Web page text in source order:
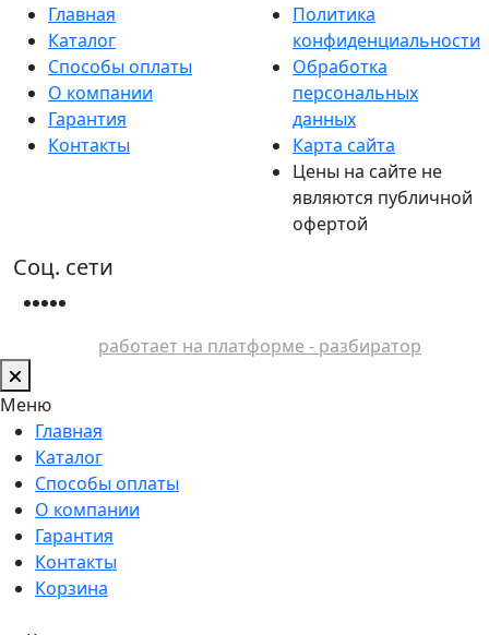
Главная
Каталог
Способы оплаты
О компании
Гарантия
Контакты
Политика
конфиденциальности
Обработка
персональных
данных
Карта сайта
Цены на сайте не
являются публичной
офертой
Соц. сети
работает на платформе - разбиратор
Меню
Главная
Каталог
Способы оплаты
О компании
Гарантия
Контакты
Корзина